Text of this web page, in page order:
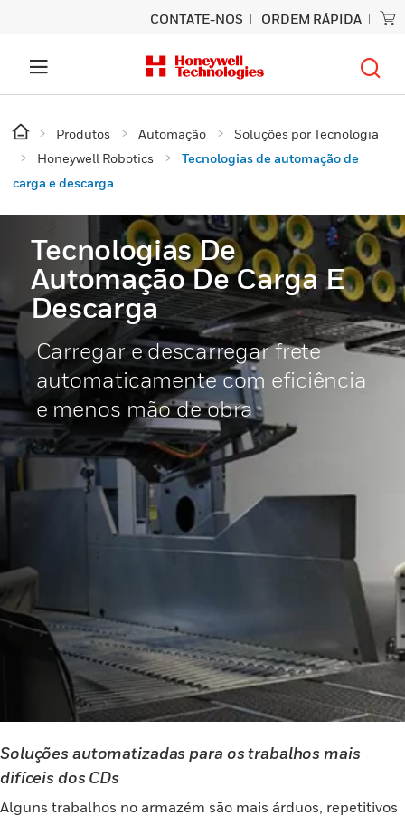
CONTATE-NOS ORDEM RÁPIDA
Produtos Automação
Soluções por Tecnologia
Honeywell Robotics
Tecnologias de automação de
carga e descarga
Tecnologias De
Automação De Carga E
Descarga
Carregar e descarregar frete
automaticamente com eficiência
e menos mão de obra
Soluções automatizadas para os trabalhos mais
difíceis dos CDs
Alguns trabalhos no armazém são mais árduos, repetitivos